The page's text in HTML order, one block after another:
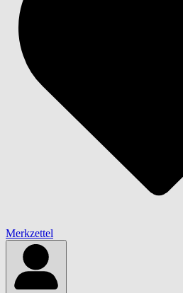
Merkzettel